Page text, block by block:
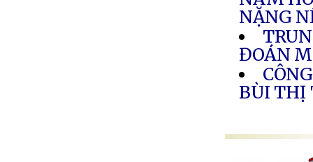
NẶNG
ĐOÁN
BÙI THỊ